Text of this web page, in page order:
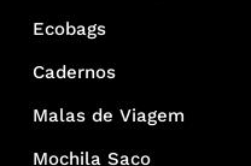
Ecobags
Cadernos
Malas de Viagem
Mochila Saco